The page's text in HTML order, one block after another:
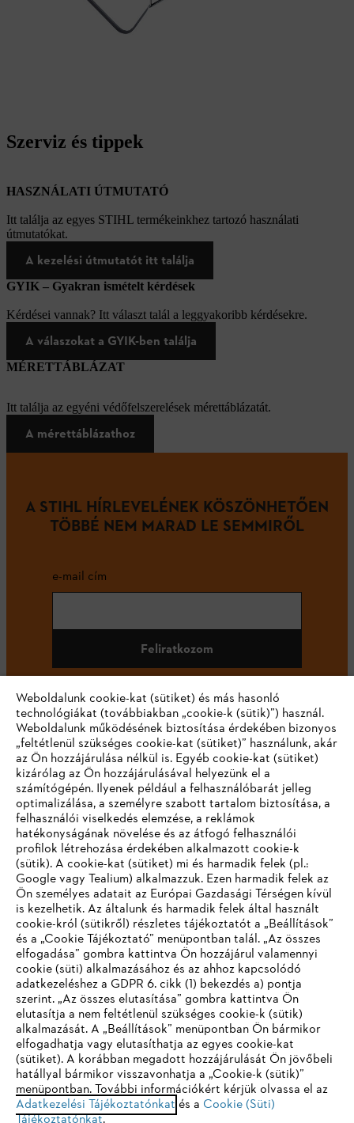
Szerviz és tippek
HASZNÁLATI ÚTMUTATÓ
Itt találja az egyes STIHL termékeinkhez tartozó használati
útmutatókat.
A kezelési útmutatót itt találja
GYIK – Gyakran ismételt kérdések
Kérdései vannak? Itt választ talál a leggyakoribb kérdésekre.
A válaszokat a GYIK-ben találja
MÉRETTÁBLÁZAT
Itt találja az egyéni védőfelszerelések mérettáblázatát.
A mérettáblázathoz
A STIHL HÍRLEVELÉNEK KÖSZÖNHETŐEN
TÖBBÉ NEM MARAD LE SEMMIRŐL
e-mail cím
Feliratkozom
#STIHL
Vállalat
STIHL GYIK
Szerviz
Adatvédelem Impresszum Cookie tájékoztató
IHR BROWSER WIRD NICHT
UNTERSTÜTZT
Sie nutzen einen Browser, den wir noch nicht unterstützen. Für
eine optimale Nutzung unserer Seite empfehlen wir Ihnen, zu
einem der folgenden Browser zu wechseln:
Weboldalunk cookie-kat (sütiket) és más hasonló
technológiákat (továbbiakban „cookie-k (sütik)”) használ.
Weboldalunk működésének biztosítása érdekében bizonyos
„feltétlenül szükséges cookie-kat (sütiket)” használunk, akár
az Ön hozzájárulása nélkül is. Egyéb cookie-kat (sütiket)
kizárólag az Ön hozzájárulásával helyezünk el a
számítógépén. Ilyenek például a felhasználóbarát jelleg
optimalizálása, a személyre szabott tartalom biztosítása, a
felhasználói viselkedés elemzése, a reklámok
hatékonyságának növelése és az átfogó felhasználói
profilok létrehozása érdekében alkalmazott cookie-k
(sütik). A cookie-kat (sütiket) mi és harmadik felek (pl.:
Google vagy Tealium) alkalmazzuk. Ezen harmadik felek az
Ön személyes adatait az Európai Gazdasági Térségen kívül
is kezelhetik. Az általunk és harmadik felek által használt
cookie-król (sütikről) részletes tájékoztatót a „Beállítások”
és a „Cookie Tájékoztató” menüpontban talál. „Az összes
elfogadása” gombra kattintva Ön hozzájárul valamennyi
cookie (süti) alkalmazásához és az ahhoz kapcsolódó
adatkezeléshez a GDPR 6. cikk (1) bekezdés a) pontja
szerint. „Az összes elutasítása” gombra kattintva Ön
elutasítja a nem feltétlenül szükséges cookie-k (sütik)
alkalmazását. A „Beállítások” menüpontban Ön bármikor
elfogadhatja vagy elutasíthatja az egyes cookie-kat
(sütiket). A korábban megadott hozzájárulását Ön jövőbeli
hatállyal bármikor visszavonhatja a „Cookie-k (sütik)”
menüpontban. További információkért kérjük olvassa el az
Adatkezelési Tájékoztatónkat és a Cookie (Süti)